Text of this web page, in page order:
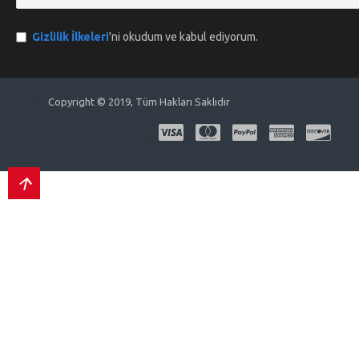
Gizlilik İlkeleri'ni okudum ve kabul ediyorum.
Copyright © 2019, Tüm Hakları Saklıdır